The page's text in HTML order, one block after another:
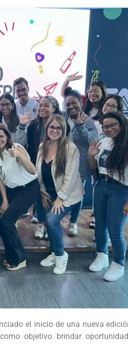
el inicio de una nueva
objetivo brindar